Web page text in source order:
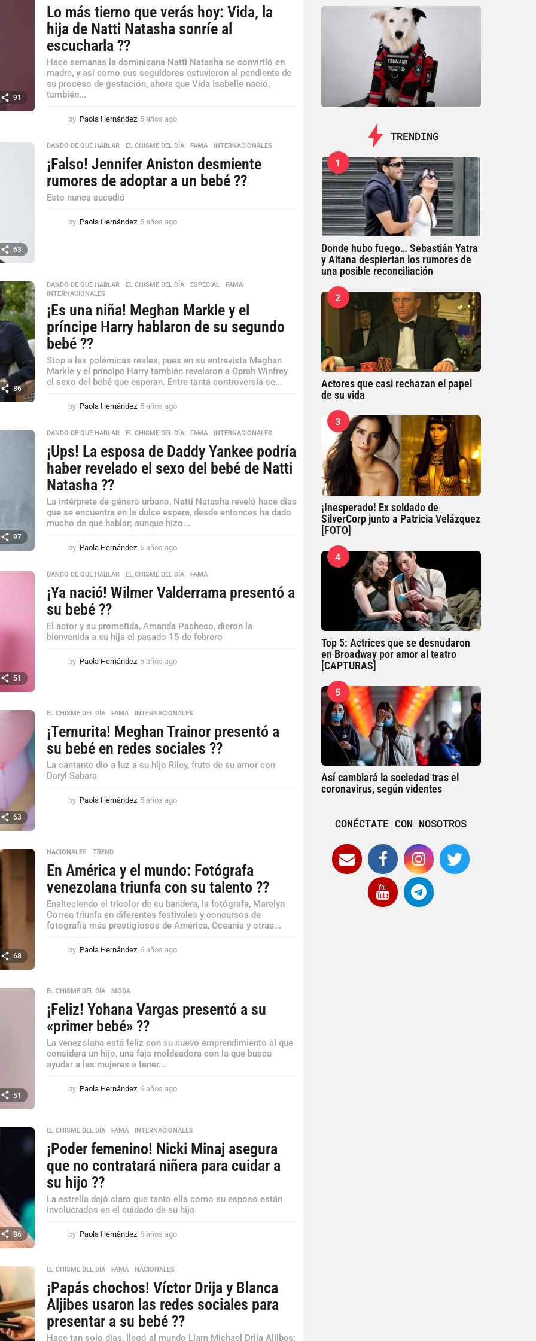
91
Lo más tierno que verás hoy: Vida, la
hija de Natti Natasha sonríe al
escucharla ??
Hace semanas la dominicana Natti Natasha se convirtió en
madre, y así como sus seguidores estuvieron al pendiente de
su proceso de gestación, ahora que Vida Isabelle nació,
también...
by Paola Hernández 5 años ago
ñ
s
g
63
DANDO DE QUE HABLAR ,EL CHISME DEL DÍA ,FAMA ,INTERNACIONALES
¡Falso! Jennifer Aniston desmiente
rumores de adoptar a un bebé ??
Esto nunca sucedió
by Paola Hernández 5 años ago
a
g
86
DANDO DE QUE HABLAR ,EL CHISME DEL DÍA ,ESPECIAL ,FAMA
INTERNACIONALES
¡Es una niña! Meghan Markle y el
príncipe Harry hablaron de su segundo
bebé ??
Stop a las polémicas reales, pues en su entrevista Meghan
Markle y el príncipe Harry también revelaron a Oprah Winfrey
el sexo del bebé que esperan. Entre tanta controversia se...
by Paola Hernández 5 años ago
ñ
s
g
97
DANDO DE QUE HABLAR ,EL CHISME DEL DÍA ,FAMA ,INTERNACIONALES
¡Ups! La esposa de Daddy Yankee podría
haber revelado el sexo del bebé de Natti
Natasha ??
La intérprete de género urbano, Natti Natasha reveló hace días
que se encuentra en la dulce espera, desde entonces ha dado
mucho de qué hablar; aunque hizo...
by Paola Hernández 5 años ago
ñ
s
o
51
DANDO DE QUE HABLAR ,EL CHISME DEL DÍA ,FAMA
¡Ya nació! Wilmer Valderrama presentó a
su bebé ??
El actor y su prometida, Amanda Pacheco, dieron la
bienvenida a su hija el pasado 15 de febrero
by Paola Hernández 5 años ago
a
g
o
63
EL CHISME DEL DÍA ,FAMA ,INTERNACIONALES
¡Ternurita! Meghan Trainor presentó a
su bebé en redes sociales ??
La cantante dio a luz a su hijo Riley, fruto de su amor con
Daryl Sabara
by Paola Hernández 5 años ago
g
68
NACIONALES ,TREND
En América y el mundo: Fotógrafa
venezolana triunfa con su talento ??
Enalteciendo el tricolor de su bandera, la fotógrafa, Marelyn
Correa triunfa en diferentes festivales y concursos de
fotografía más prestigiosos de América, Oceanía y otras...
by Paola Hernández 6 años ago
a
51
EL CHISME DEL DÍA ,MODA
¡Feliz! Yohana Vargas presentó a su
«primer bebé» ??
La venezolana está feliz con su nuevo emprendimiento al que
considera un hijo, una faja moldeadora con la que busca
ayudar a las mujeres a tener...
by Paola Hernández 6 años ago
s
a
g
o
86
EL CHISME DEL DÍA ,FAMA ,INTERNACIONALES
¡Poder femenino! Nicki Minaj asegura
que no contratará niñera para cuidar a
su hijo ??
La estrella dejó claro que tanto ella como su esposo están
involucrados en el cuidado de su hijo
by Paola Hernández 6 años ago
a
g
o
EL CHISME DEL DÍA ,FAMA ,NACIONALES
¡Papás chochos! Víctor Drija y Blanca
Aljibes usaron las redes sociales para
presentar a su bebé ??
Hace tan solo días, llegó al mundo Liam Michael Drija Aljibes;
TRENDING
1
Donde hubo fuego… Sebastián Yatra
y Aitana despiertan los rumores de
una posible reconciliación
2
Actores que casi rechazan el papel
de su vida
3
¡Inesperado! Ex soldado de
SilverCorp junto a Patricia Velázquez
[FOTO]
4
Top 5: Actrices que se desnudaron
en Broadway por amor al teatro
[CAPTURAS]
5
Así cambiará la sociedad tras el
coronavirus, según videntes
CONÉCTATE CON NOSOTROS